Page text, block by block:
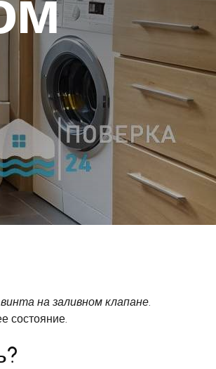
на заливном клапане.
состояние.